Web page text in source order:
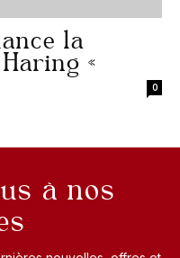
la
«
0
à nos